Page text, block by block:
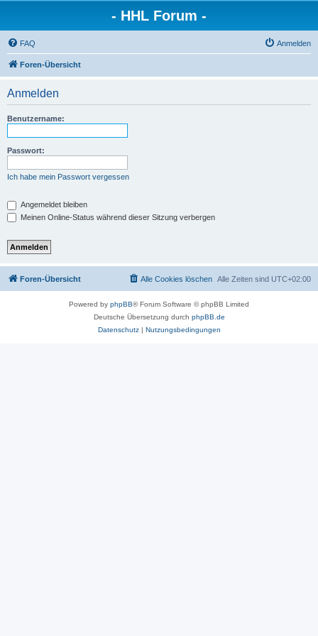
- HHL Forum -
FAQ Anmelden
Foren-Übersicht
Anmelden
Benutzername:
Passwort:
Ich habe mein Passwort vergessen
Angemeldet bleiben
Meinen Online-Status während dieser Sitzung verbergen
Foren-Übersicht Alle Zeiten sind UTC+02:00
Alle Cookies löschen
Powered by phpBB® Forum Software © phpBB Limited
Deutsche Übersetzung durch phpBB.de
Datenschutz| Nutzungsbedingungen